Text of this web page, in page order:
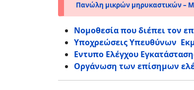
Πανώλη μικρών μηρυκαστικών –
Νομοθεσία που διέπει τον
Υποχρεώσεις Υπευθύνων
Εντυπο Ελέγχου
Οργάνωση των επίσημων